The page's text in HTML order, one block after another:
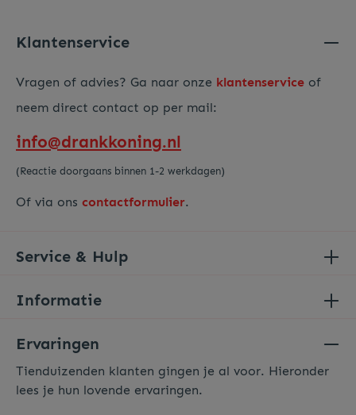
Ervaringen
Tienduizenden klanten gingen je al voor. Hieronder
lees je hun lovende ervaringen.
Klantenservice
Vragen of advies? Ga naar onze klantenservice of
neem direct contact op per mail:
info@drankkoning.nl
(Reactie doorgaans binnen 1-2 werkdagen)
Of via ons contactformulier.
Service & Hulp
Informatie